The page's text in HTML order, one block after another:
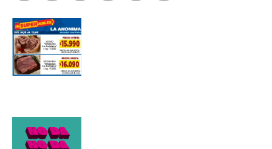
Nombre
Apellidos